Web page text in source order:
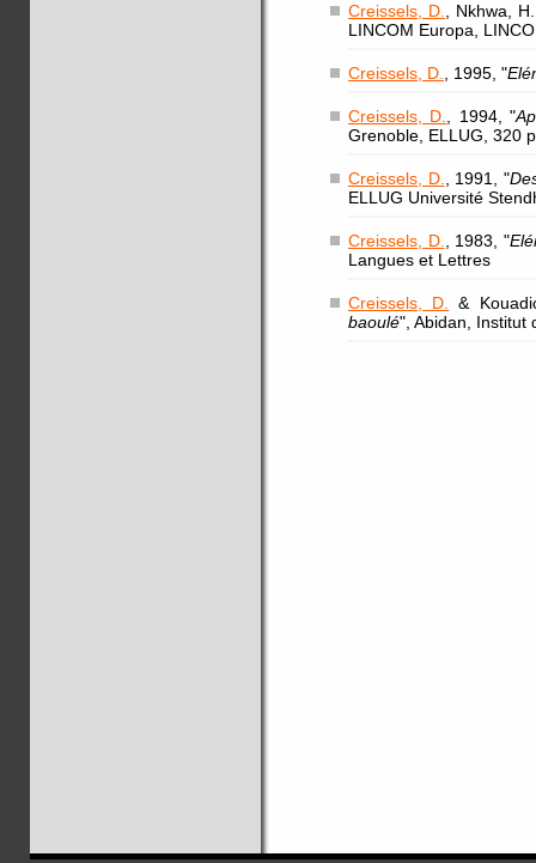
Creissels, D.
, Nkhwa,
LINCOM Europa,
Creissels, D. , 1995, "
Creissels, D. , 1994, "
Grenoble, ELLUG, 320
Creissels, D. , 1991, "
ELLUG Université
Creissels, D. , 1983, "
Langues et Lettres
Creissels, D.
&
baoulé", Abidan, Institut